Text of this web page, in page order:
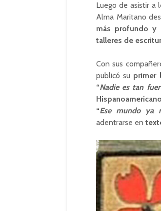
Luego de asistir a
Alma Maritano
más profundo y
talleres de
Con sus
publicó su primer
“Nadie es tan
“Ese mundo ya
adentrarse en